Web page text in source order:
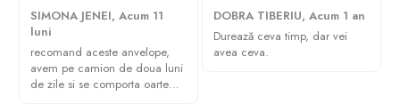
SIMONA JENEI, Acum 11
luni
recomand aceste anvelope,
avem pe camion de doua luni
de zile si se comporta oarte
DOBRA TIBERIU, Acum 1 an
Durează ceva timp, dar vei
avea ceva.